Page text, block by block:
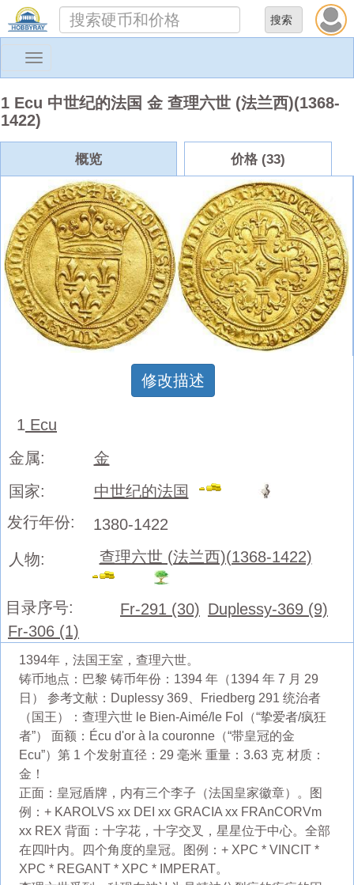
Toggle
1 Ecu 中世纪的法国 金 查理六世 (法兰西)(1368-
1422)
概览 价格 (33)
修改描述
1 Ecu
金属:
金
国家:
中世纪的法国
发行年份:
1380-1422
人物:
查理六世 (法兰西)(1368-1422)
目录序号: Fr-291 (30) Duplessy-369 (9)
Fr-306 (1)
1394年，法国王室，查理六世。
铸币地点：巴黎 铸币年份：1394 年（1394 年 7 月 29
日） 参考文献：Duplessy 369、Friedberg 291 统治者
（国王）：查理六世 le Bien-Aimé/le Fol（“挚爱者/疯狂
者”） 面额：Écu d'or à la couronne（“带皇冠的金
Ecu”）第 1 个发射直径：29 毫米 重量：3.63 克 材质：
金！
正面：皇冠盾牌，内有三个李子（法国皇家徽章）。图
例：+ KAROLVS xx DEI xx GRACIA xx FRAnCORVm
xx REX 背面：十字花，十字交叉，星星位于中心。全部
在四叶内。四个角度的皇冠。图例：+ XPC * VINCIT *
XPC * REGANT * XPC * IMPERAT。